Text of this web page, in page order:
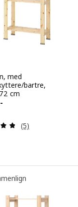
Samlede
med
bartre,
cm
Gjennomgang:
(5)